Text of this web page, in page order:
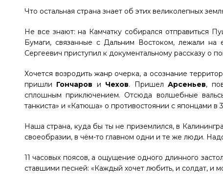
Что остальная страна знает об этих великолепных
Не все знают: на Камчатку собирался отправиться
Бумаги, связанные с Дальним Востоком, лежали
Сергеевич приступил к документальному рассказу о
Хочется возродить жанр очерка, а осознание
пришли Гончаров и Чехов. ПришелАрсеньев,
сплошным приключением. Отсюда волшебные
танкиста» и «Катюша» о противостоянии с японцами в
Наша страна, куда бы ты не приземлился, в
своеобразии, в чём-то главном одни и те же люди.
11 часовых поясов, а ощущение одного длинного
ставшими песней: «Каждый хочет любить, и солдат, и